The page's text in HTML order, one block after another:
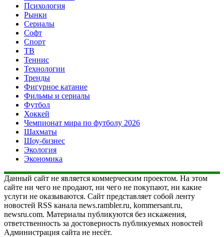
Психология
Рынки
Сериалы
Софт
Спорт
ТВ
Теннис
Технологии
Тренды
Фигурное катание
Фильмы и сериалы
Футбол
Хоккей
Чемпионат мира по футболу 2026
Шахматы
Шоу-бизнес
Экология
Экономика
Данный сайт не является коммерческим проектом. На этом
сайте ни чего не продают, ни чего не покупают, ни какие
услуги не оказываются. Сайт представляет собой ленту
новостей RSS канала news.rambler.ru, kommersant.ru,
newsru.com. Материалы публикуются без искажения,
ответственность за достоверность публикуемых новостей
Администрация сайта не несёт.